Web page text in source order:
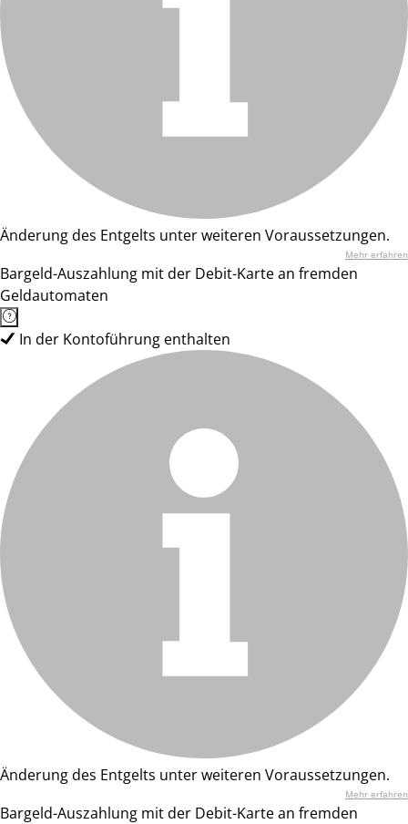
Änderung des Entgelts unter weiteren Voraussetzungen.
Mehr erfahren
Bargeld-Auszahlung mit der Debit-Karte an fremden
Geldautomaten
In der Kontoführung enthalten
Änderung des Entgelts unter weiteren Voraussetzungen.
Mehr erfahren
Bargeld-Auszahlung mit der Debit-Karte an fremden